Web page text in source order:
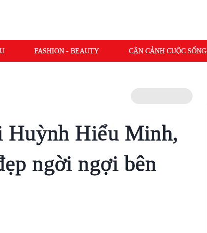
FASHION - BEAUTY CẬN CẢNH CUỘC SỐNG
Huỳnh Hiểu Minh,
ngời ngợi bên